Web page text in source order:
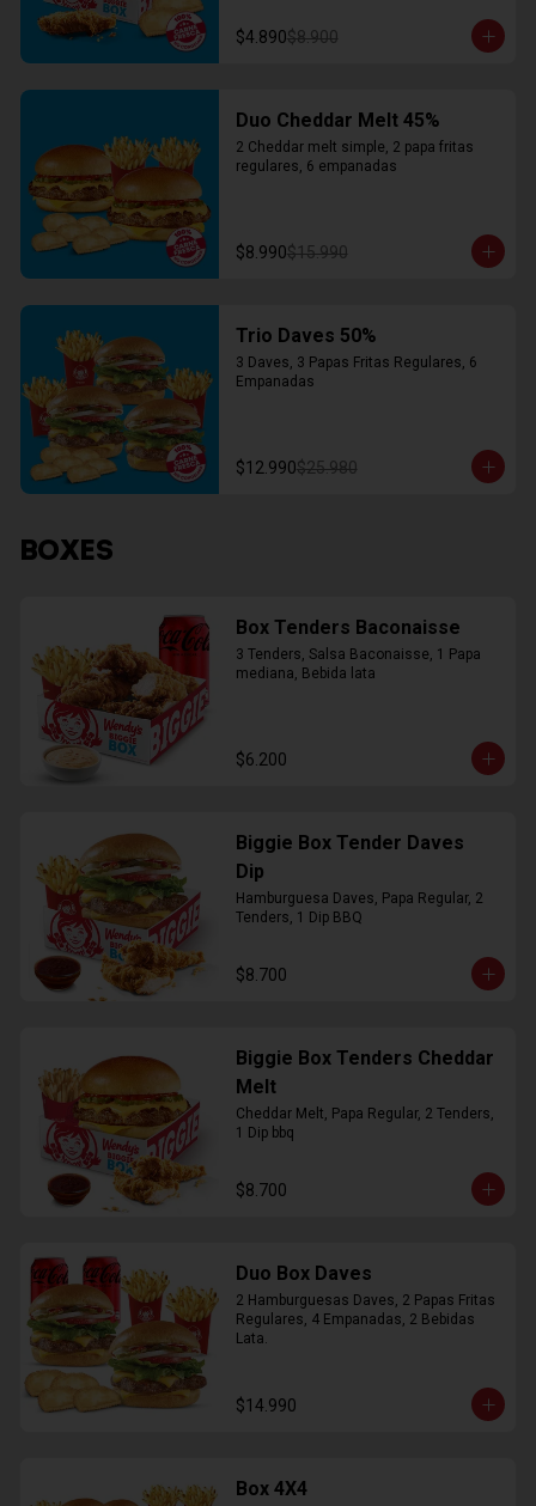
$4.890$8.900
Duo Cheddar Melt 45%
2 Cheddar melt simple, 2 papa fritas
regulares, 6 empanadas
$8.990$15.990
Trio Daves 50%
3 Daves, 3 Papas Fritas Regulares, 6
Empanadas
$12.990$25.980
BOXES
Box Tenders Baconaisse
3 Tenders, Salsa Baconaisse, 1 Papa
mediana, Bebida lata
$6.200
Biggie Box Tender Daves
Dip
Hamburguesa Daves, Papa Regular, 2
Tenders, 1 Dip BBQ
$8.700
Biggie Box Tenders Cheddar
Melt
Cheddar Melt, Papa Regular, 2 Tenders,
1 Dip bbq
$8.700
Duo Box Daves
2 Hamburguesas Daves, 2 Papas Fritas
Regulares, 4 Empanadas, 2 Bebidas
Lata.
$14.990
Box 4X4